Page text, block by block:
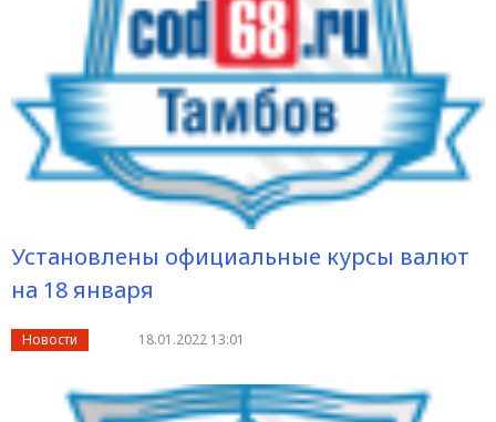
Установлены официальные курсы валют
на 18 января
Новости 18.01.2022 13:01